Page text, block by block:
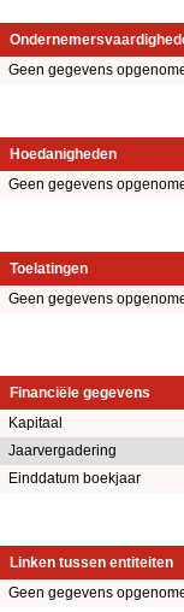
Geen gegevens
Hoedanigheden
Geen gegevens
Toelatingen
Geen gegevens
Financiële gegevens
Kapitaal
Jaarvergadering
Einddatum boekjaar
Linken tussen entiteiten
Geen gegevens